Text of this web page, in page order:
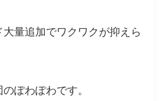
量追加でワクワクが抑えら
ぽわぽわです。